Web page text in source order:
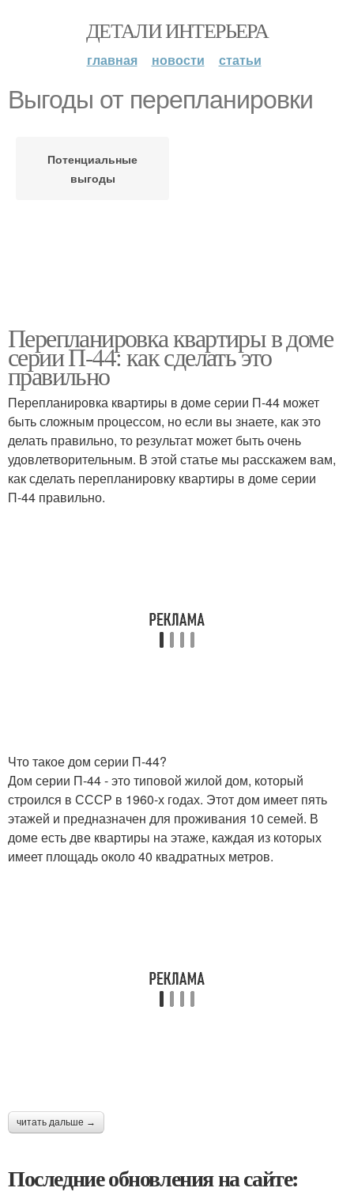
ДЕТАЛИ ИНТЕРЬЕРА
главная новости статьи
Выгоды от перепланировки
Потенциальные
выгоды
Перепланировка квартиры в доме
серии П-44: как сделать это
правильно
Перепланировка квартиры в доме серии П-44 может
быть сложным процессом, но если вы знаете, как это
делать правильно, то результат может быть очень
удовлетворительным. В этой статье мы расскажем вам,
как сделать перепланировку квартиры в доме серии
П-44 правильно.
Что такое дом серии П-44?
Дом серии П-44 - это типовой жилой дом, который
строился в СССР в 1960-х годах. Этот дом имеет пять
этажей и предназначен для проживания 10 семей. В
доме есть две квартиры на этаже, каждая из которых
имеет площадь около 40 квадратных метров.
читать дальше →
Последние обновления на сайте: